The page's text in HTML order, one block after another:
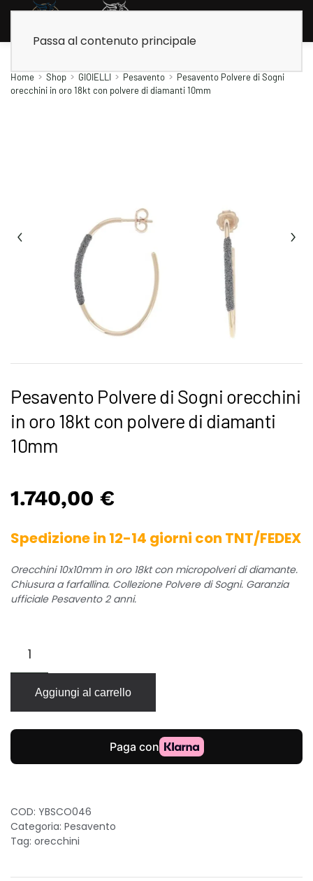
Passa al contenuto principale
Home Shop GIOIELLI Pesavento
Pesavento Polvere di Sogni
orecchini in oro 18kt con polvere di diamanti 10mm
Pesavento Polvere di Sogni orecchini
in oro 18kt con polvere di diamanti
10mm
1.740,00 €
Spedizione in 12-14 giorni con TNT/FEDEX
Orecchini 10x10mm in oro 18kt con micropolveri di diamante.
Chiusura a farfallina. Collezione Polvere di Sogni. Garanzia
ufficiale Pesavento 2 anni.
Polvere
di
orecchini
in
oro
con
10mm
quantità
Aggiungi al carrello
COD: YBSCO046
Categoria: Pesavento
Tag: orecchini